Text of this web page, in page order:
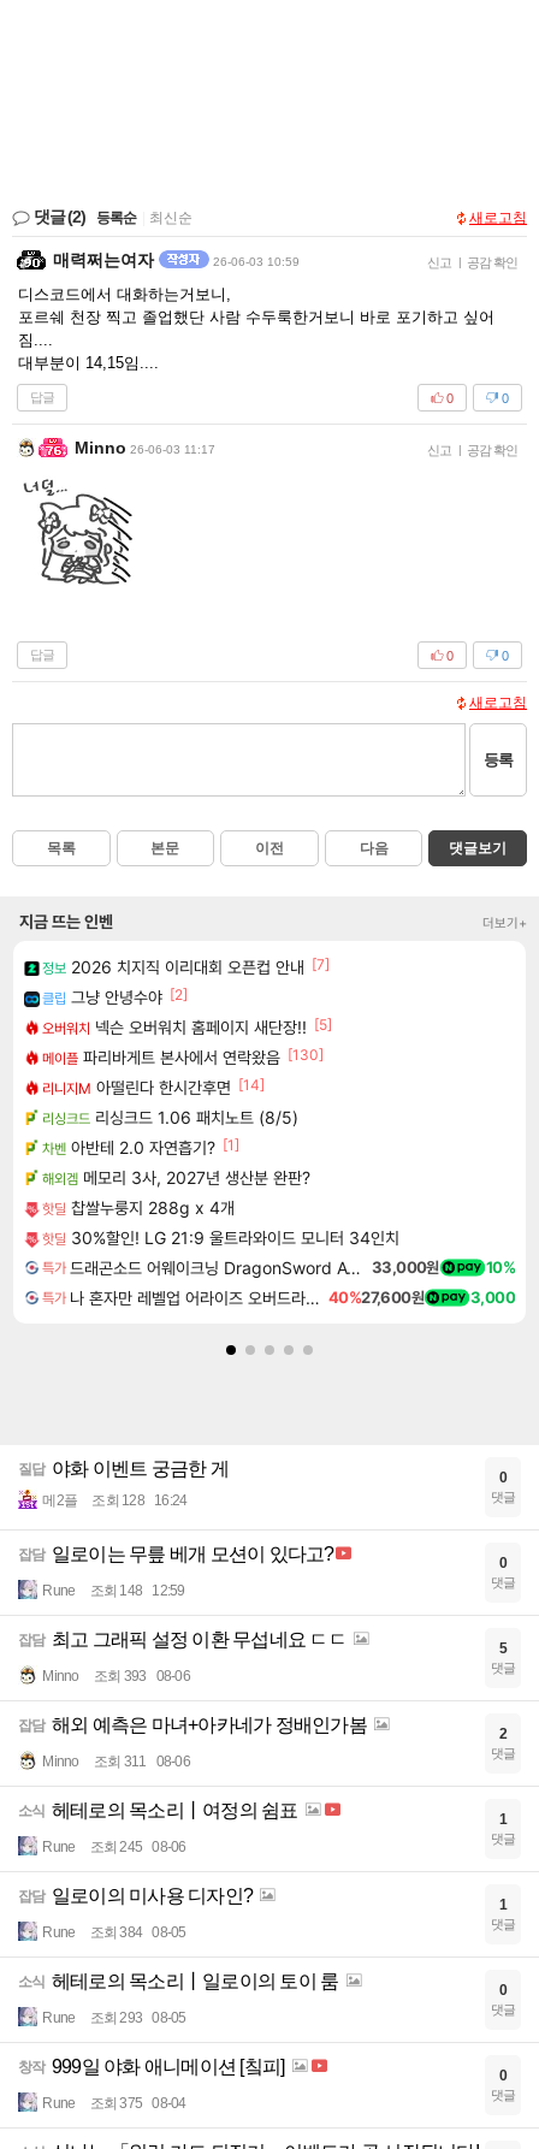
댓글(2) 등록순 최신순 새로고침
매력쩌는여자 26-06-03 10:59 신고 | 공감 확인
디스코드에서 대화하는거보니,
포르쉐 천장 찍고 졸업했단 사람 수두룩한거보니 바로 포기하고 싶어
짐....
대부분이 14,15임....
답글 0
0
Minno 26-06-03 11:17 신고 | 공감 확인
답글 0
0
새로고침
등록
목록 본문 이전 다음 댓글보기
지금 뜨는 인벤 더보기+
정보 2026 치지직 이리대회 오픈컵 안내 [7]
클립 그냥 안녕수야 [2]
오버워치 넥슨 오버워치 홈페이지 새단장!! [5]
메이플 파리바게트 본사에서 연락왔음 [130]
리니지M 아떨린다 한시간후면 [14]
리싱크드 리싱크드 1.06 패치노트 (8/5)
차벤 아반테 2.0 자연흡기? [1]
해외겜 메모리 3사, 2027년 생산분 완판?
핫딜 찹쌀누룽지 288g x 4개
핫딜 30%할인! LG 21:9 울트라와이드 모니터 34인치
특가 드래곤소드 어웨이크닝 DragonSword Awakening 33,000원 10%
특가 나 혼자만 레벨업 어라이즈 오버드라이브 Solo Leveling Arise 40%27,600원 3,000
질답 야화 이벤트 궁금한 게
메2플 조회 128 16:24
0
댓글
잡담 일로이는 무릎 베개 모션이 있다고?
Rune 조회 148 12:59
0
댓글
잡담 최고 그래픽 설정 이환 무섭네요 ㄷㄷ
Minno 조회 393 08-06
5
댓글
잡담 해외 예측은 마녀+아카네가 정배인가봄
Minno 조회 311 08-06
2
댓글
소식 헤테로의 목소리丨여정의 쉼표
Rune 조회 245 08-06
1
댓글
잡담 일로이의 미사용 디자인?
Rune 조회 384 08-05
1
댓글
소식 헤테로의 목소리丨일로이의 토이 룸
Rune 조회 293 08-05
0
댓글
창작 999일 야화 애니메이션 [칰피]
Rune 조회 375 08-04
0
댓글